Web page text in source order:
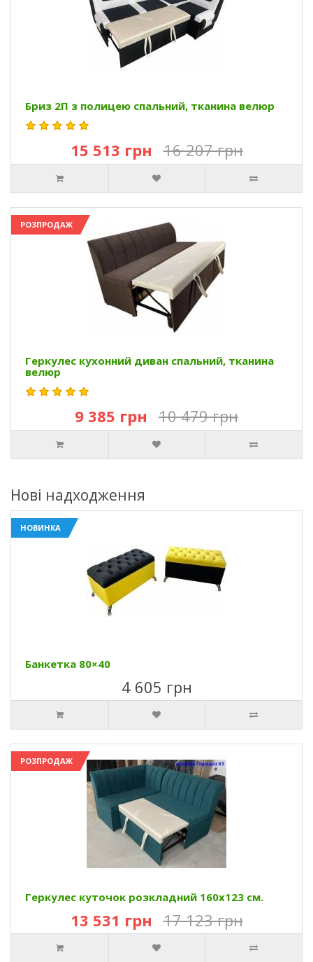
Бриз 2П з полицею спальний, тканина велюр
15 513 грн 16 207 грн
РОЗПРОДАЖ
Геркулес кухонний диван спальний, тканина
велюр
9 385 грн 10 479 грн
Нові надходження
НОВИНКА
Банкетка 80×40
4 605 грн
РОЗПРОДАЖ
Геркулес куточок розкладний 160х123 см.
13 531 грн 17 123 грн